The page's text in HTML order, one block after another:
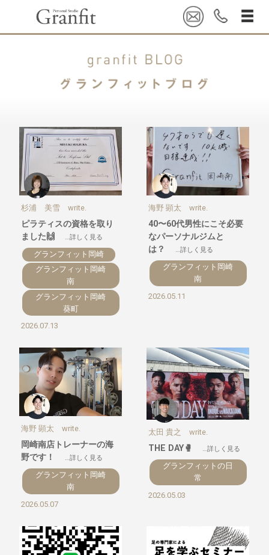
杉浦 美雪 write.
ピラティスの資格を取り
ました🙌
…詳しく見る
グランフィット岡崎
グランフィット岡崎
南
グランフィット岡崎
葵町
2026.07.13
海野 顕太 write.
40〜60代男性にこそ必要
なパーソナルジムと
は？
…詳しく見る
グランフィット岡崎
南
2026.05.11
海野 顕太 write.
岡崎南店トレーナーの海
野です！
…詳しく見る
グランフィット岡崎
南
2026.05.07
太田 貴之 write.
THE DAY🥊 …詳しく見る
グランフィットの日
常
2026.05.03